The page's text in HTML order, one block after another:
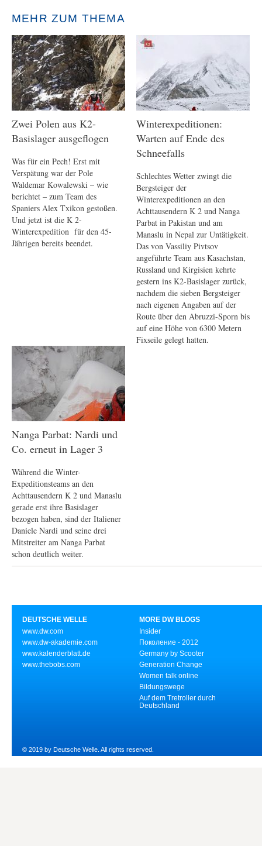
MEHR ZUM THEMA
Zwei Polen aus K2-
Basislager ausgeflogen
Was für ein Pech! Erst mit
Verspätung war der Pole
Waldemar Kowalewski – wie
berichtet – zum Team des
Spaniers Alex Txikon gestoßen.
Und jetzt ist die K 2-
Winterexpedition für den 45-
Jährigen bereits beendet.
Winterexpeditionen:
Warten auf Ende des
Schneefalls
Schlechtes Wetter zwingt die
Bergsteiger der
Winterexpeditionen an den
Achttausendern K 2 und Nanga
Parbat in Pakistan und am
Manaslu in Nepal zur Untätigkeit.
Das von Vassiliy Pivtsov
angeführte Team aus Kasachstan,
Russland und Kirgisien kehrte
gestern ins K2-Basislager zurück,
nachdem die sieben Bergsteiger
nach eigenen Angaben auf der
Route über den Abruzzi-Sporn bis
auf eine Höhe von 6300 Metern
Fixseile gelegt hatten.
Nanga Parbat: Nardi und
Co. erneut in Lager 3
Während die Winter-
Expeditionsteams an den
Achttausendern K 2 und Manaslu
gerade erst ihre Basislager
bezogen haben, sind der Italiener
Daniele Nardi und seine drei
Mitstreiter am Nanga Parbat
schon deutlich weiter.
DEUTSCHE WELLE
www.dw.com
www.dw-akademie.com
www.kalenderblatt.de
www.thebobs.com
MORE DW BLOGS
Insider
Поколение - 2012
Germany by Scooter
Generation Change
Women talk online
Bildungswege
Auf dem Tretroller durch
Deutschland
© 2019 by Deutsche Welle. All rights reserved.